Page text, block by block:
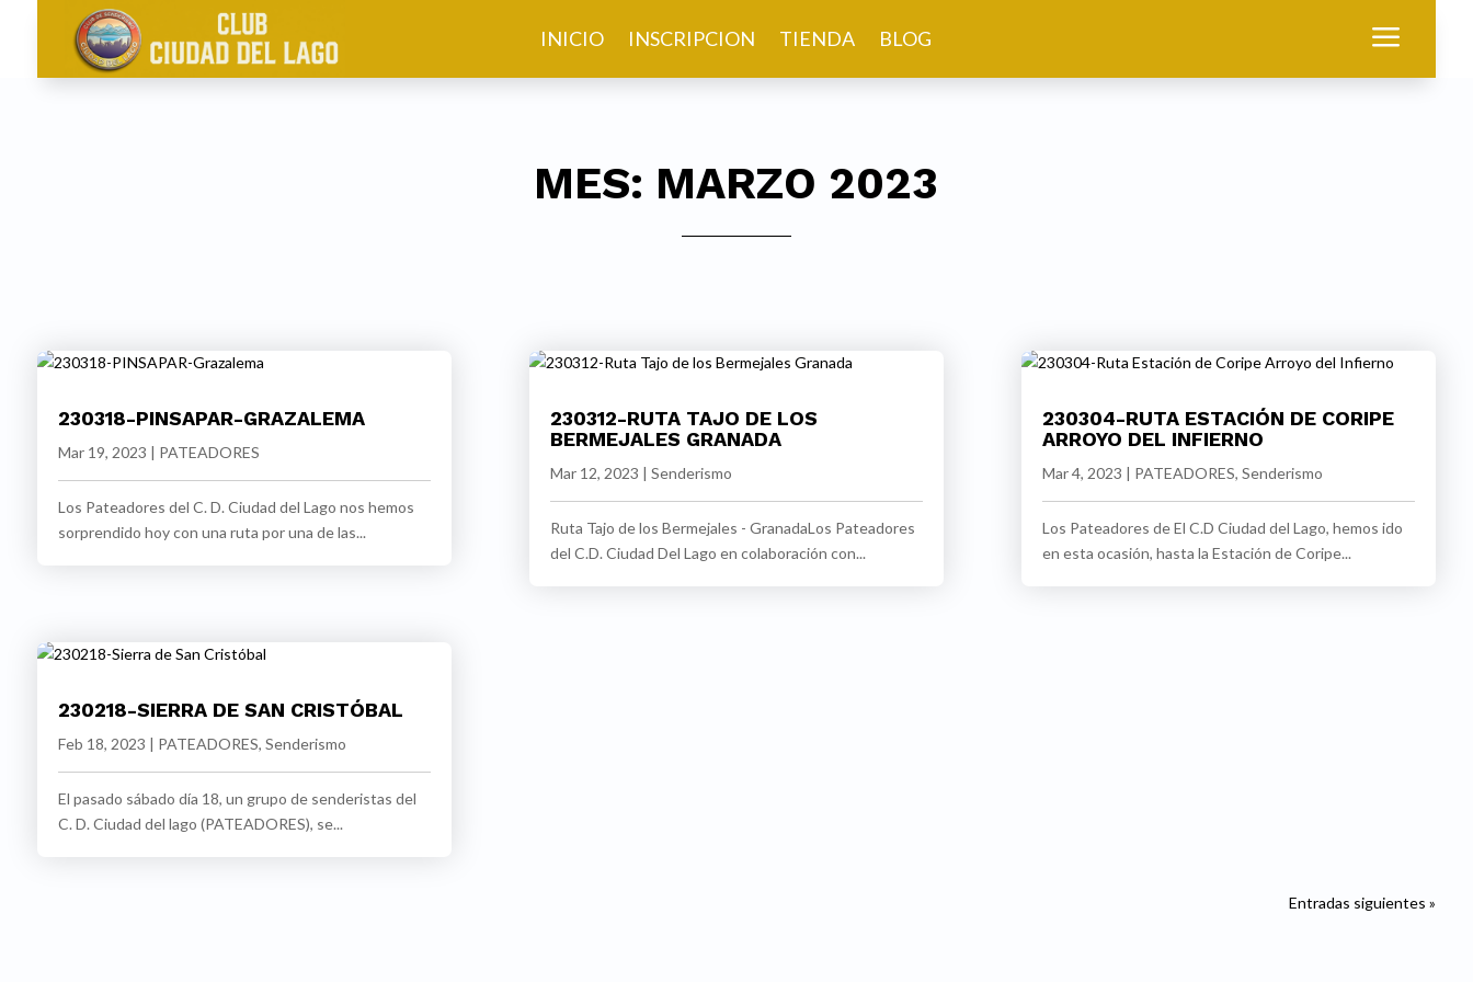
INICIO INSCRIPCION TIENDA BLOG a
MES: MARZO 2023
230318-PINSAPAR-GRAZALEMA
Mar 19, 2023 | PATEADORES
Los Pateadores del C. D. Ciudad del Lago nos hemos
sorprendido hoy con una ruta por una de las...
230218-SIERRA DE SAN CRISTÓBAL
Feb 18, 2023 | PATEADORES, Senderismo
El pasado sábado día 18, un grupo de senderistas del
C. D. Ciudad del lago (PATEADORES), se...
230312-RUTA TAJO DE LOS
BERMEJALES GRANADA
Mar 12, 2023 | Senderismo
Ruta Tajo de los Bermejales - GranadaLos Pateadores
del C.D. Ciudad Del Lago en colaboración con...
230304-RUTA ESTACIÓN DE CORIPE
ARROYO DEL INFIERNO
Mar 4, 2023 | PATEADORES, Senderismo
Los Pateadores de El C.D Ciudad del Lago, hemos ido
en esta ocasión, hasta la Estación de Coripe...
Entradas siguientes »